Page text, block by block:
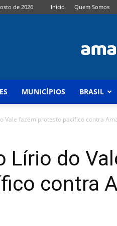
de 2026 Início Quem Somos
MUNICÍPIOS BRASIL
Vale fazem protesto pacífico contra
Lírio do
contra